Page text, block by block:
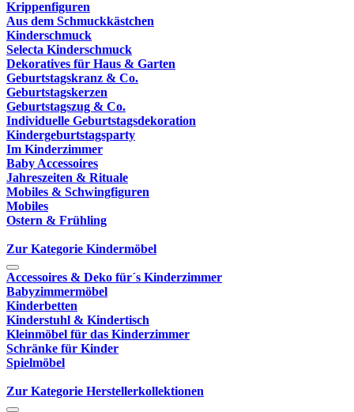
Krippenfiguren
Aus dem Schmuckkästchen
Kinderschmuck
Selecta Kinderschmuck
Dekoratives für Haus & Garten
Geburtstagskranz & Co.
Geburtstagskerzen
Geburtstagszug & Co.
Individuelle Geburtstagsdekoration
Kindergeburtstagsparty
Im Kinderzimmer
Baby Accessoires
Jahreszeiten & Rituale
Mobiles & Schwingfiguren
Mobiles
Ostern & Frühling
Zur Kategorie Kindermöbel
Accessoires & Deko für´s Kinderzimmer
Babyzimmermöbel
Kinderbetten
Kinderstuhl & Kindertisch
Kleinmöbel für das Kinderzimmer
Schränke für Kinder
Spielmöbel
Zur Kategorie Herstellerkollektionen